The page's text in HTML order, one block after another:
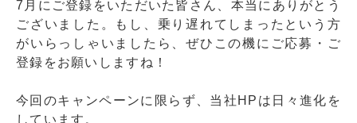
7月にご登録をいただいた皆さん、本当にありがとう
ございました。もし、乗り遅れてしまったという方
がいらっしゃいましたら、ぜひこの機にご応募・ご
登録をお願いしますね！
今回のキャンペーンに限らず、当社HPは日々進化を
しています。